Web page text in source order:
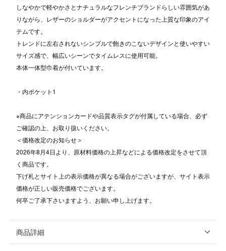
しなやかで軽やかさとナチュラルなフレンチブランドらしい雰囲気があ
りながら、レザーのショルダーがアクセントになった上質な印象のアイ
テムです。
トレンドに左右されないシンプルで飽きのこないデザインと使いやすい
サイズ感で、幅広いシーンでタイムレスに使用可能。
本体一体型巾着が付いています。
・内ポケット1
※商品にアテンションカードや品質表示タグが付属している場合、必ず
ご確認の上、お取り扱いください。
＜価格改定のお知らせ＞
2026年8月4日より、原材料価格の上昇などによる価格改定をさせて頂
く商品です。
下げ札とサイト上の表示価格が異なる場合がございますが、サイト表示
価格が正しい販売価格でございます。
何卒ご了承下さいますよう、お願い申し上げます。
商品詳細